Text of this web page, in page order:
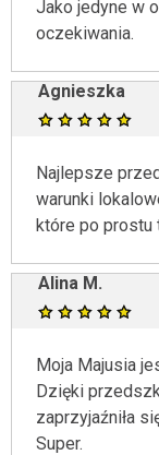
Jako jedyne w
oczekiwania.
Agnieszka
Najlepsze
warunki
które po prostu
Alina M.
Moja Majusia
Dzięki
zaprzyjaźniła
Super.